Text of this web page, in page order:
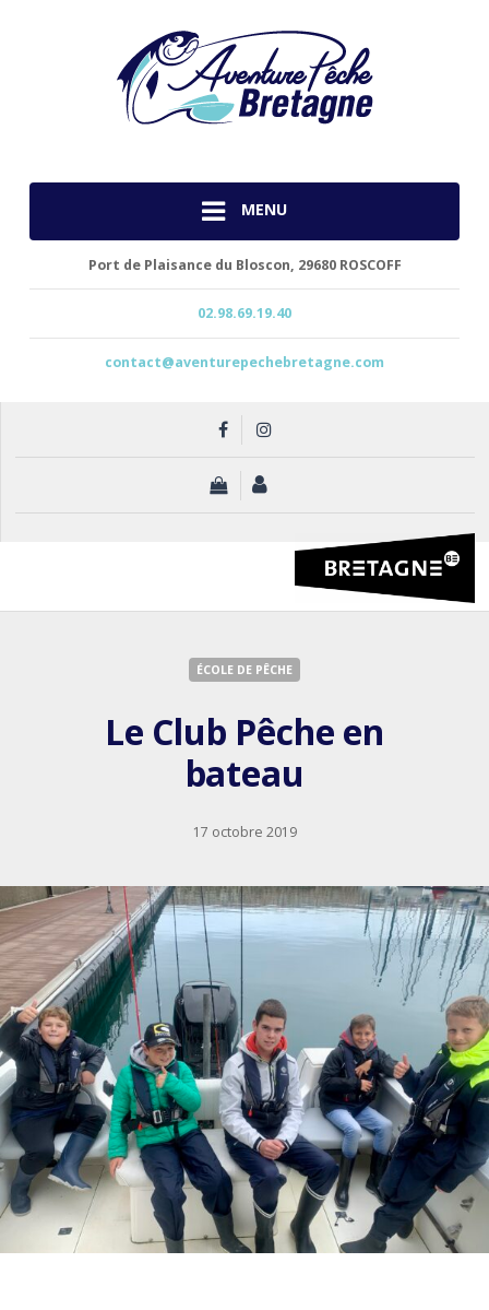
MENU
Port de Plaisance du Bloscon, 29680 ROSCOFF
02.98.69.19.40
contact@aventurepechebretagne.com
ÉCOLE DE PÊCHE
Le Club Pêche en
bateau
17 octobre 2019